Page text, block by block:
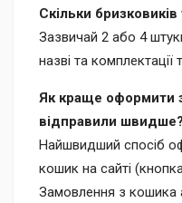
Скільки бризковиків
Зазвичай 2 або 4
назві та комплектації
Як краще оформити
відправили швидше?
Найшвидший спосіб
кошик на сайті
Замовлення з кошика